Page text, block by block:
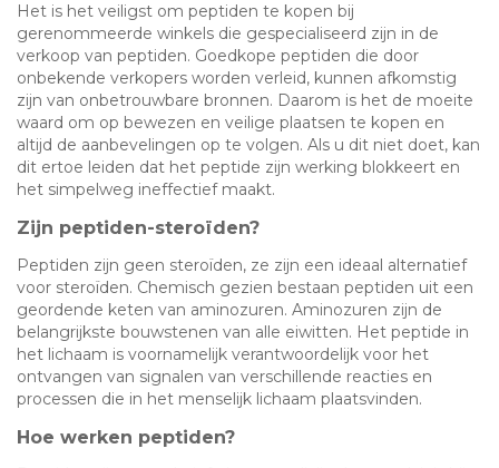
Het is het veiligst om peptiden te kopen bij
gerenommeerde winkels die gespecialiseerd zijn in de
verkoop van peptiden. Goedkope peptiden die door
onbekende verkopers worden verleid, kunnen afkomstig
zijn van onbetrouwbare bronnen. Daarom is het de moeite
waard om op bewezen en veilige plaatsen te kopen en
altijd de aanbevelingen op te volgen. Als u dit niet doet, kan
dit ertoe leiden dat het peptide zijn werking blokkeert en
het simpelweg ineffectief maakt.
Zijn peptiden-steroïden?
Peptiden zijn geen steroïden, ze zijn een ideaal alternatief
voor steroïden. Chemisch gezien bestaan peptiden uit een
geordende keten van aminozuren. Aminozuren zijn de
belangrijkste bouwstenen van alle eiwitten. Het peptide in
het lichaam is voornamelijk verantwoordelijk voor het
ontvangen van signalen van verschillende reacties en
processen die in het menselijk lichaam plaatsvinden.
Hoe werken peptiden?